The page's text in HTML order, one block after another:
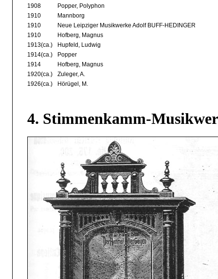
1908
Popper, Polyphon
1910
Mannborg
1910
Neue Leipziger Musikwerke Adolf BUFF-HEDINGER
1910
Hofberg, Magnus
1913(ca.)
Hupfeld, Ludwig
1914(ca.)
Popper
1914
Hofberg, Magnus
1920(ca.)
Zuleger, A.
1926(ca.)
Hörügel, M.
4. Stimmenkamm-